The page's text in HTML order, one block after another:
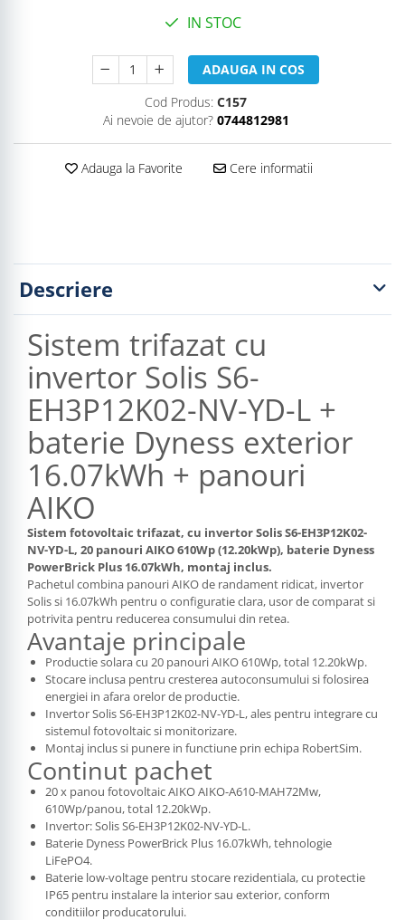
IN STOC
ADAUGA IN COS
Cod Produs: C157
Ai nevoie de ajutor? 0744812981
Adauga la Favorite Cere informatii
Descriere
Sistem trifazat cu
invertor Solis S6-
EH3P12K02-NV-YD-L +
baterie Dyness exterior
16.07kWh + panouri
AIKO
Sistem fotovoltaic trifazat, cu invertor Solis S6-EH3P12K02-
NV-YD-L, 20 panouri AIKO 610Wp (12.20kWp), baterie Dyness
PowerBrick Plus 16.07kWh, montaj inclus.
Pachetul combina panouri AIKO de randament ridicat, invertor
Solis si 16.07kWh pentru o configuratie clara, usor de comparat si
potrivita pentru reducerea consumului din retea.
Avantaje principale
Productie solara cu 20 panouri AIKO 610Wp, total 12.20kWp.
Stocare inclusa pentru cresterea autoconsumului si folosirea
energiei in afara orelor de productie.
Invertor Solis S6-EH3P12K02-NV-YD-L, ales pentru integrare cu
sistemul fotovoltaic si monitorizare.
Montaj inclus si punere in functiune prin echipa RobertSim.
Continut pachet
20 x panou fotovoltaic AIKO AIKO-A610-MAH72Mw,
610Wp/panou, total 12.20kWp.
Invertor: Solis S6-EH3P12K02-NV-YD-L.
Baterie Dyness PowerBrick Plus 16.07kWh, tehnologie
LiFePO4.
Baterie low-voltage pentru stocare rezidentiala, cu protectie
IP65 pentru instalare la interior sau exterior, conform
conditiilor producatorului.